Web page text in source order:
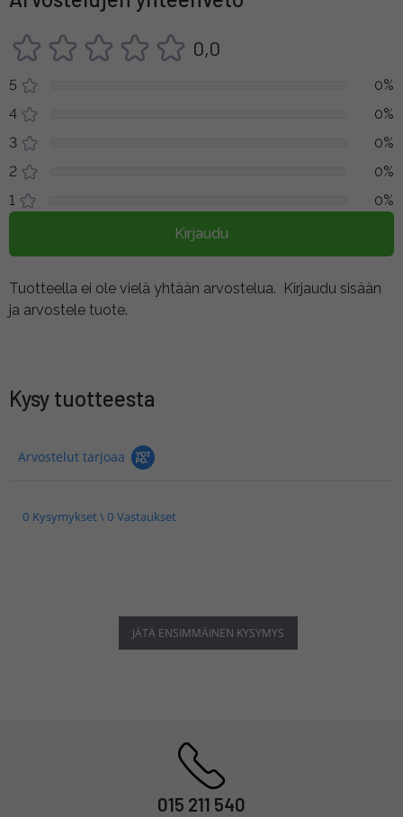
0,0
5
0%
4
0%
3
0%
2
0%
1
0%
Kirjaudu
Tuotteella ei ole vielä yhtään arvostelua. Kirjaudu sisään
ja arvostele tuote.
Kysy tuotteesta
Arvostelut tarjoaa
0 Kysymykset \ 0 Vastaukset
JÄTÄ ENSIMMÄINEN KYSYMYS
015 211 540